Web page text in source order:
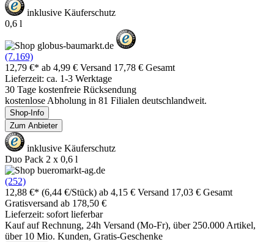
inklusive Käuferschutz
0,6 l
(7.169)
12,79 €* ab 4,99 € Versand 17,78 € Gesamt
Lieferzeit: ca. 1-3 Werktage
30 Tage kostenfreie Rücksendung
kostenlose Abholung in 81 Filialen deutschlandweit.
Shop-Info
Zum Anbieter
inklusive Käuferschutz
Duo Pack 2 x 0,6 l
(252)
12,88 €* (6,44 €/Stück) ab 4,15 € Versand 17,03 € Gesamt
Gratisversand ab 178,50 €
Lieferzeit: sofort lieferbar
Kauf auf Rechnung, 24h Versand (Mo-Fr), über 250.000 Artikel,
über 10 Mio. Kunden, Gratis-Geschenke